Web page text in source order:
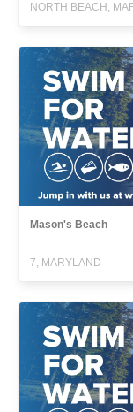
NORTH BEACH,
Mason's Beach
7, MARYLAND